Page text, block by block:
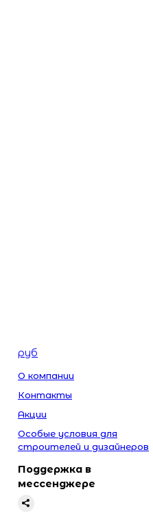
руб
О компании
Контакты
Акции
Особые условия для
строителей и дизайнеров
Поддержка в
мессенджере